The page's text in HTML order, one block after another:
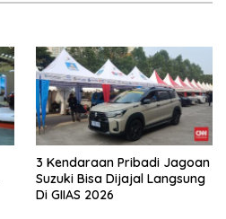
3 Kendaraan Pribadi Jagoan
Suzuki Bisa Dijajal Langsung
Di GIIAS 2026